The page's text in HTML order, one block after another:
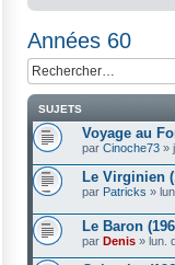
Années 60
SUJETS
Voyage au
par Cinoche73 »
Le Virginien
par Patricks »
Le Baron
par Denis » lun.